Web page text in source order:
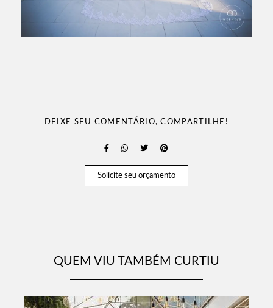
DEIXE SEU COMENTÁRIO, COMPARTILHE!
Solicite seu orçamento
QUEM VIU TAMBÉM CURTIU